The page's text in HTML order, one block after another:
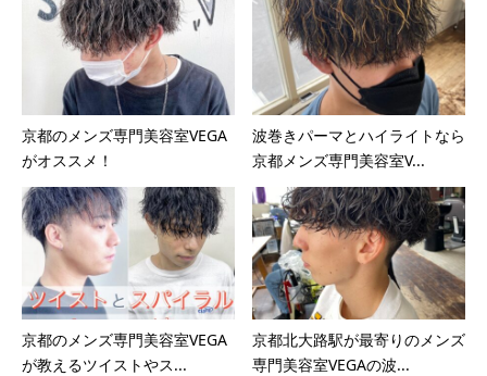
京都のメンズ専門美容室VEGA
がオススメ！
波巻きパーマとハイライトなら
京都メンズ専門美容室V...
京都のメンズ専門美容室VEGA
が教えるツイストやス...
京都北大路駅が最寄りのメンズ
専門美容室VEGAの波...